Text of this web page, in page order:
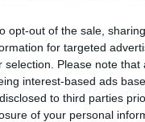
opt-out of the sale,
for targeted
selection. Please note
interest-based ads
to third parties
of your personal
tudja elkerülni az
gazdaságról
akik a magyar